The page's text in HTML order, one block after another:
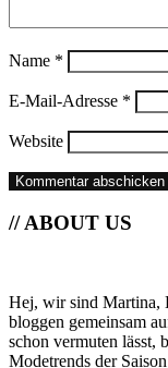
Name *
E-Mail-Adresse *
Website
// ABOUT US
Hej, wir sind Martina,
bloggen gemeinsam
schon vermuten lässt,
Modetrends der